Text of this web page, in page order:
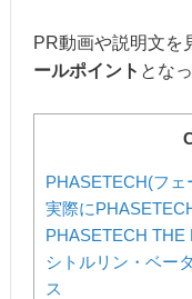
PR動画や説明文を
ールポイント とな
PHASETECH(フェ
実際に
PHASETECH
シトルリン・ベー
ス